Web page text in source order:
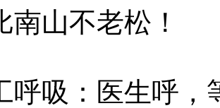
南山不老松！
：医生呼，